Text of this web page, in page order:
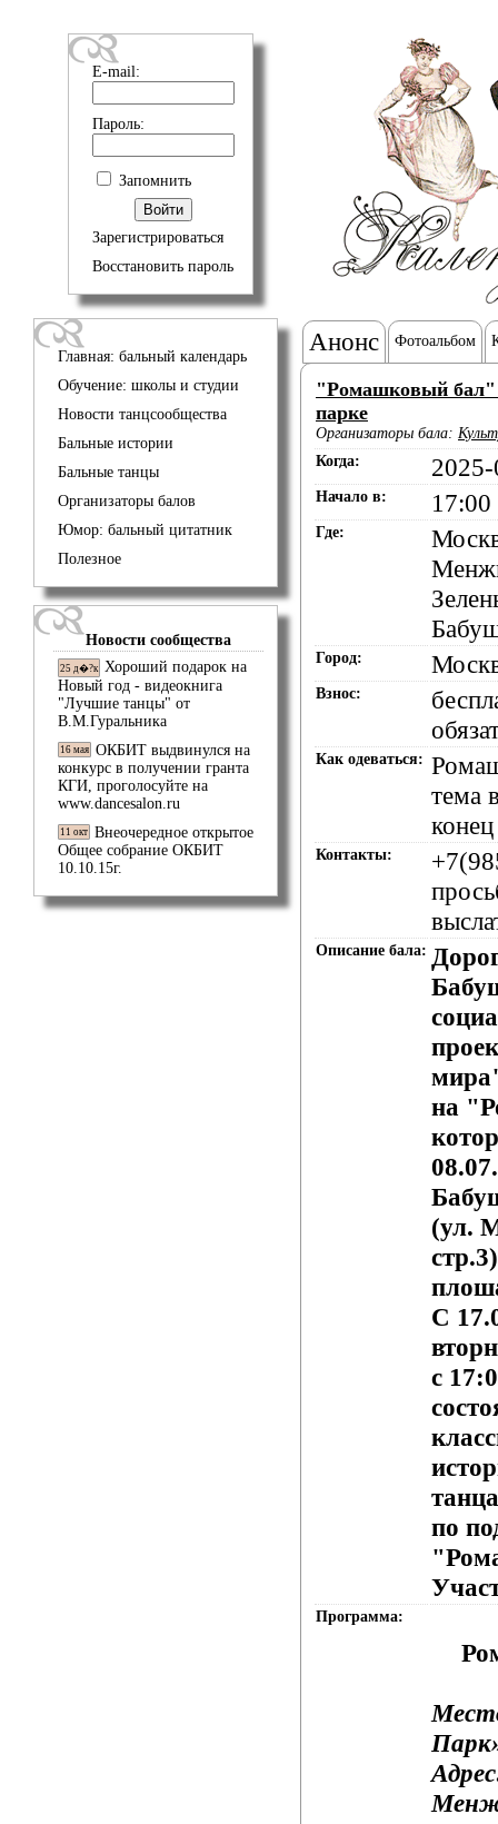
E-mail:
Пароль:
Запомнить
Зарегистрироваться
Восстановить пароль
Главная: бальный календарь
Обучение: школы и студии
Новости танцсообщества
Бальные истории
Бальные танцы
Организаторы балов
Юмор: бальный цитатник
Полезное
Новости сообщества
25 д�?к Хороший подарок на
Новый год - видеокнига
"Лучшие танцы" от
В.М.Гуральника
16 мая ОКБИТ выдвинулся на
конкурс в получении гранта
КГИ, проголосуйте на
www.dancesalon.ru
11 окт Внеочередное открытое
Общее собрание ОКБИТ
10.10.15г.
Анонс Фотоальбом
"Ромашковый бал"
парке
Организаторы бала:
Когда:
Начало в: 17:00
Где:
Город:
Взнос:
Как одеваться:
тема
Контакты:
Описание бала:
на
(ул.
С
с
по
Программа:
Парк